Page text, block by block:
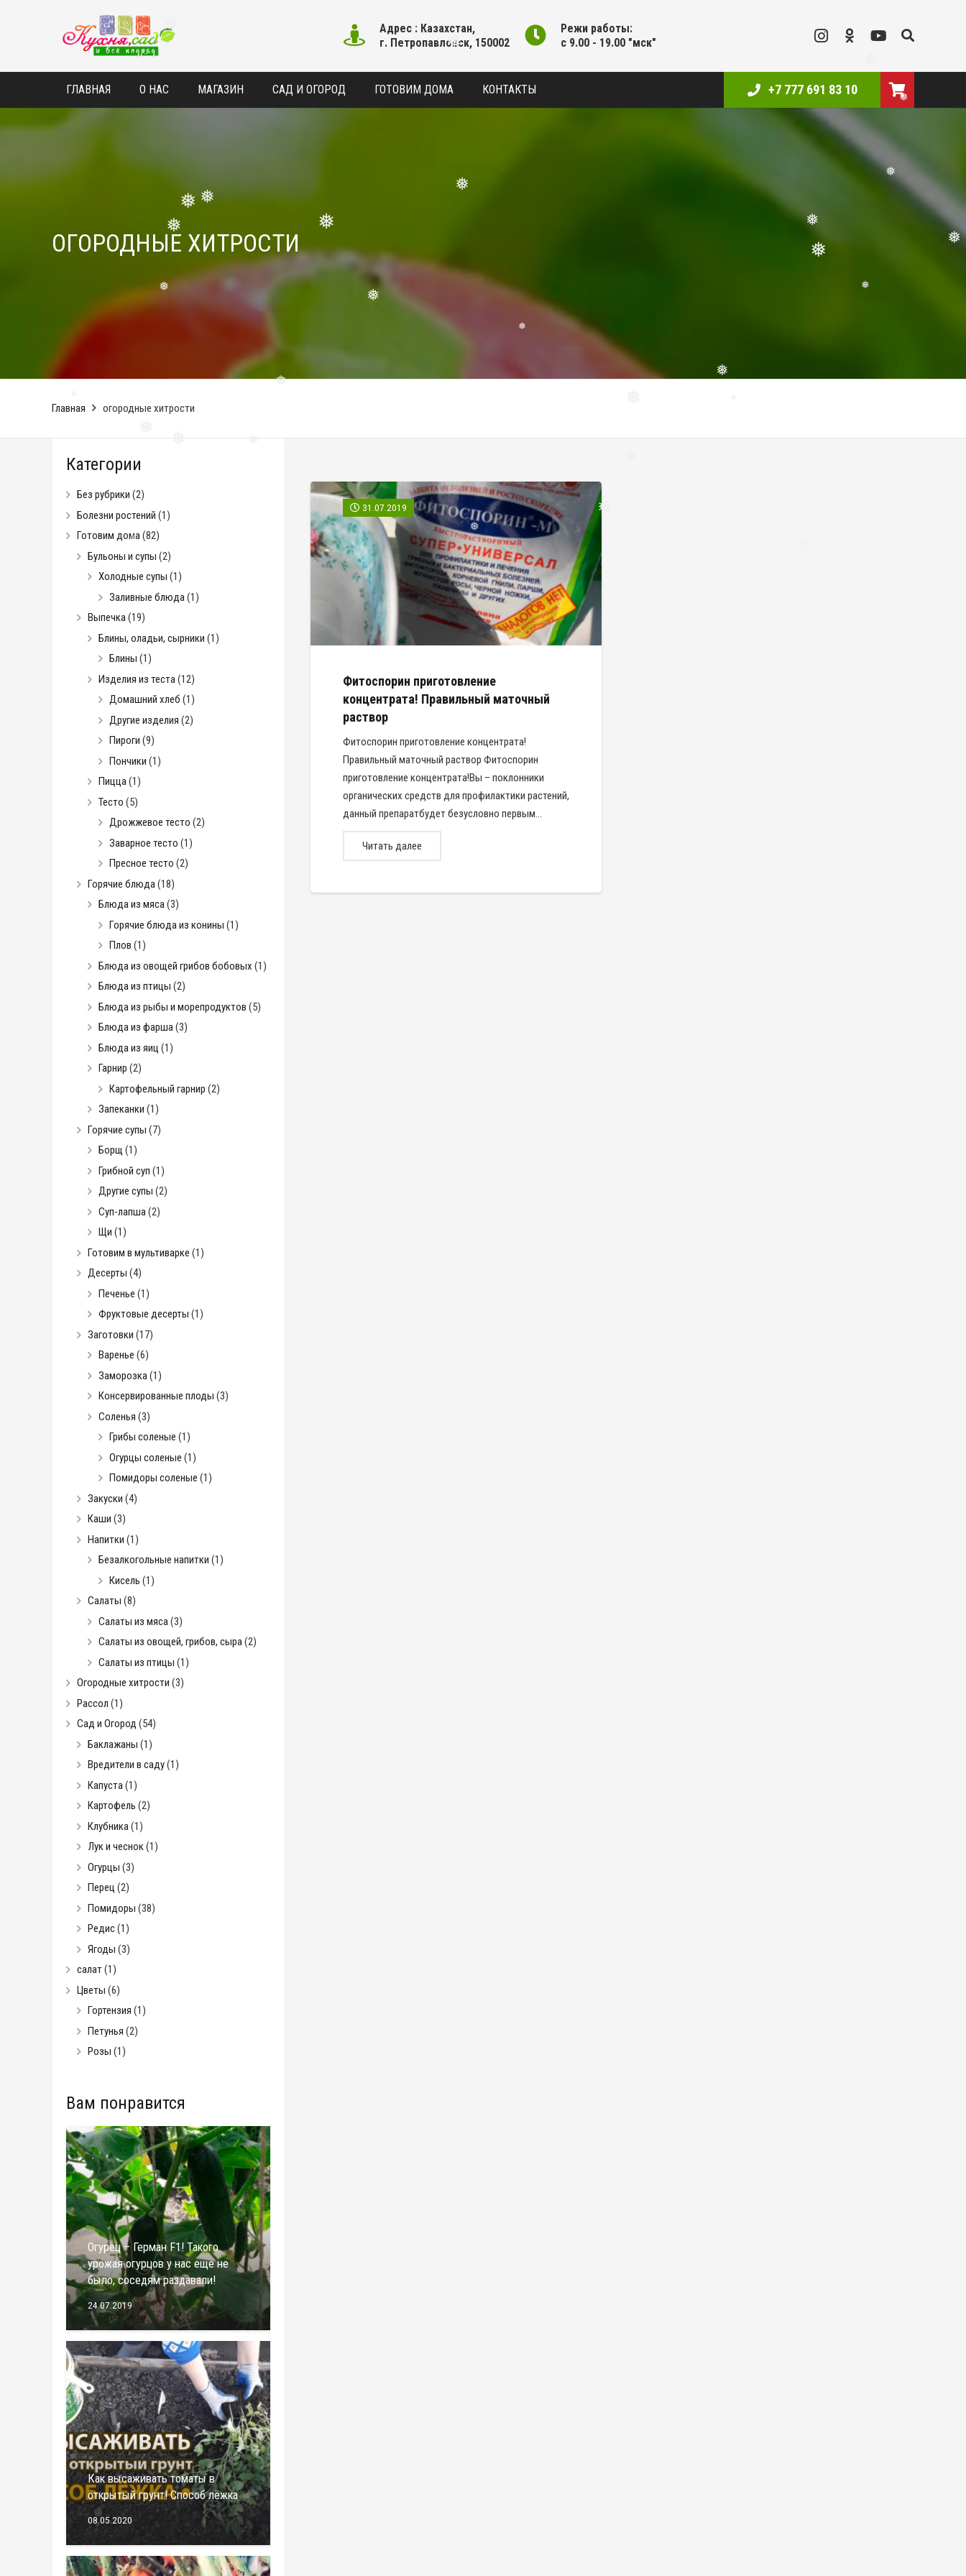
❅
❅
❅
❅
❅
❅
❅
❅
❅
❅
❅
❅
Адрес : Казахстан,
г. Петропавловск, 150002
Режи работы:
с 9.00 - 19.00 "мск"
ГЛАВНАЯ О НАС МАГАЗИН САД И ОГОРОД ГОТОВИМ ДОМА КОНТАКТЫ +7 777 691 83 10
ОГОРОДНЫЕ ХИТРОСТИ
Главная огородные хитрости
31.07.2019
Фитоспорин приготовление
концентрата! Правильный маточный
раствор
Фитоспорин приготовление концентрата!
Правильный маточный раствор Фитоспорин
приготовление концентрата!Вы – поклонники
органических средств для профилактики растений,
данный препаратбудет безусловно первым…
Читать далее
Категории
Без рубрики (2)
Болезни ростений (1)
Готовим дома(82)
Бульоны и супы (2)
Холодные супы (1)
Заливные блюда (1)
Выпечка(19)
Блины, оладьи, сырники (1)
Блины (1)
Изделия из теста (12)
Домашний хлеб (1)
Другие изделия (2)
Пироги (9)
Пончики (1)
Пицца(1)
Тесто (5)
Дрожжевое тесто (2)
Заварное тесто (1)
Пресное тесто (2)
Горячие блюда (18)
Блюда из мяса(3)
Горячие блюда из конины (1)
Плов (1)
Блюда из овощей грибов бобовых (1)
Блюда из птицы (2)
Блюда из рыбы и морепродуктов (5)
Блюда из фарша(3)
Блюда из яиц (1)
Гарнир (2)
Картофельный гарнир (2)
Запеканки (1)
Горячие супы (7)
Борщ (1)
Грибной суп (1)
Другие супы (2)
Суп-лапша (2)
Щи (1)
Готовим в мультиварке (1)
Десерты (4)
Печенье (1)
Фруктовые десерты (1)
Заготовки (17)
Варенье (6)
Заморозка (1)
Консервированные плоды (3)
Соленья (3)
Грибы соленые (1)
Огурцы соленые (1)
Помидоры соленые (1)
Закуски (4)
Каши (3)
Напитки (1)
Безалкогольные напитки (1)
Кисель (1)
Салаты (8)
Салаты из мяса (3)
Салаты из овощей, грибов, сыра(2)
Салаты из птицы (1)
Огородные хитрости (3)
Рассол (1)
Сад и Огород (54)
Баклажаны (1)
Вредители в саду(1)
Капуста (1)
Картофель (2)
Клубника (1)
Лук и чеснок(1)
Огурцы (3)
Перец (2)
Помидоры (38)
Редис(1)
Ягоды (3)
салат(1)
Цветы (6)
Гортензия (1)
Петунья (2)
Розы (1)
Вам понравится
Огурец – Герман F1! Такого
урожая огурцов у нас еще не
было, соседям раздавали!
24.07.2019
Как высаживать томаты в
открытый грунт! Способ лёжка
08.05.2020